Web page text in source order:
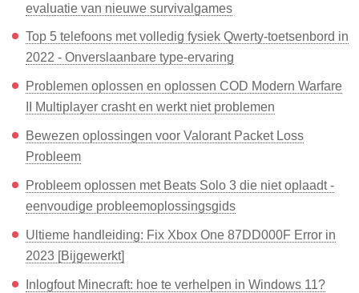
evaluatie van nieuwe survivalgames
Top 5 telefoons met volledig fysiek Qwerty-toetsenbord in
2022 - Onverslaanbare type-ervaring
Problemen oplossen en oplossen COD Modern Warfare
II Multiplayer crasht en werkt niet problemen
Bewezen oplossingen voor Valorant Packet Loss
Probleem
Probleem oplossen met Beats Solo 3 die niet oplaadt -
eenvoudige probleemoplossingsgids
Ultieme handleiding: Fix Xbox One 87DD000F Error in
2023 [Bijgewerkt]
Inlogfout Minecraft: hoe te verhelpen in Windows 11?